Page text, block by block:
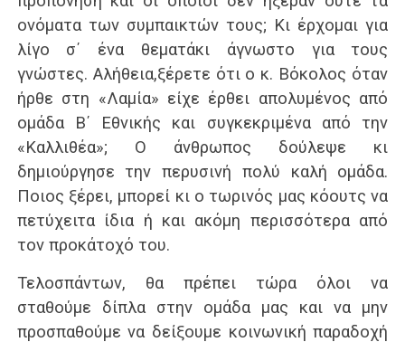
ονόματα των συμπαικτών τους; Κι έρχομαι για
λίγο σ΄ ένα θεματάκι άγνωστο για τους
γνώστες. Αλήθεια,ξέρετε ότι ο κ. Βόκολος όταν
ήρθε στη «Λαμία» είχε έρθει απολυμένος από
ομάδα Β΄ Εθνικής και συγκεκριμένα από την
«Καλλιθέα»; Ο άνθρωπος δούλεψε κι
δημιούργησε την περυσινή πολύ καλή ομάδα.
Ποιος ξέρει, μπορεί κι ο τωρινός μας κόουτς να
πετύχειτα ίδια ή και ακόμη περισσότερα από
τον προκάτοχό του.
Τελοσπάντων, θα πρέπει τώρα όλοι να
σταθούμε δίπλα στην ομάδα μας και να μην
προσπαθούμε να δείξουμε κοινωνική παραδοχή